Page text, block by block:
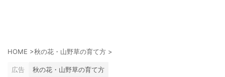
HOME >秋の花・山野草の育て方 >
広告 秋の花・山野草の育て方